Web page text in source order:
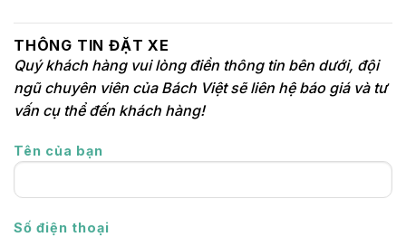
THÔNG TIN ĐẶT XE
Quý khách hàng vui lòng điền thông tin bên dưới, đội
ngũ chuyên viên của Bách Việt sẽ liên hệ báo giá và tư
vấn cụ thể đến khách hàng!
Tên của bạn
Số điện thoại